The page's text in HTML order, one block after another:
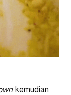
, kemudian